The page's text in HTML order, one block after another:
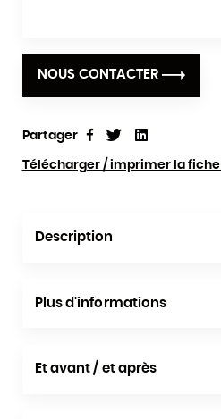
NOUS CONTACTER
Partager PartagerTweet
Télécharger / imprimer la fiche
Description
Plus d'informations
Et avant / et après